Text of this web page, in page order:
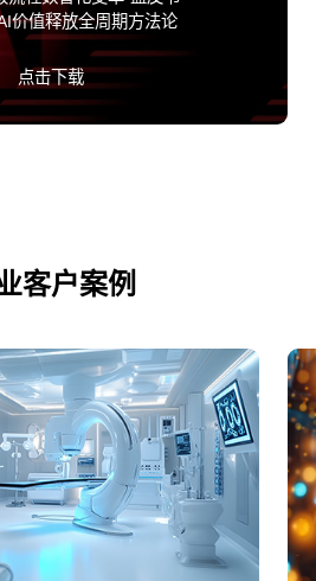
价值释放全周期方法论
点击下载
客户案例